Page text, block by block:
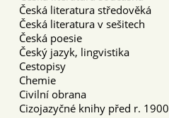
Česká literatura středověká
Česká literatura v sešitech
Česká poesie
Český jazyk, lingvistika
Cestopisy
Chemie
Civilní obrana
Cizojazyčné knihy před r. 1900